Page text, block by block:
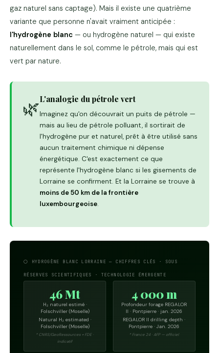
gaz naturel sans captage). Mais il existe une quatrième
variante que personne n'avait vraiment anticipée :
l'hydrogène blanc — ou hydrogène naturel — qui existe
naturellement dans le sol, comme le pétrole, mais qui est
vert par nature.
🌿L'analogie du pétrole vert
Imaginez qu'on découvrait un puits de pétrole —
mais au lieu de pétrole polluant, il sortirait de
l'hydrogène pur et naturel, prêt à être utilisé sans
aucun traitement chimique ni dépense
énergétique. C'est exactement ce que
représente l'hydrogène blanc si les gisements de
Lorraine se confirment. Et la Lorraine se trouve à
moins de 50 km de la frontière
luxembourgeoise.
⚪ HYDROGÈNE BLANC LORRAINE — CHIFFRES CLÉS · SOUS
RÉSERVES SCIENTIFIQUES · TECHNOLOGIE ÉMERGENTE
46 Mt
H₂ naturel estimé ·
Folschviller (Moselle)
Natural H₂ estimated ·
Folschviller (Moselle)
* CNRS/GeoRessources + FDE ·
indicatif
4 000 m
Profondeur forage REGALOR
II · Pontpierre · jan. 2026
REGALOR II drilling depth ·
Pontpierre · Jan. 2026
* France 24 · AFP — officiel